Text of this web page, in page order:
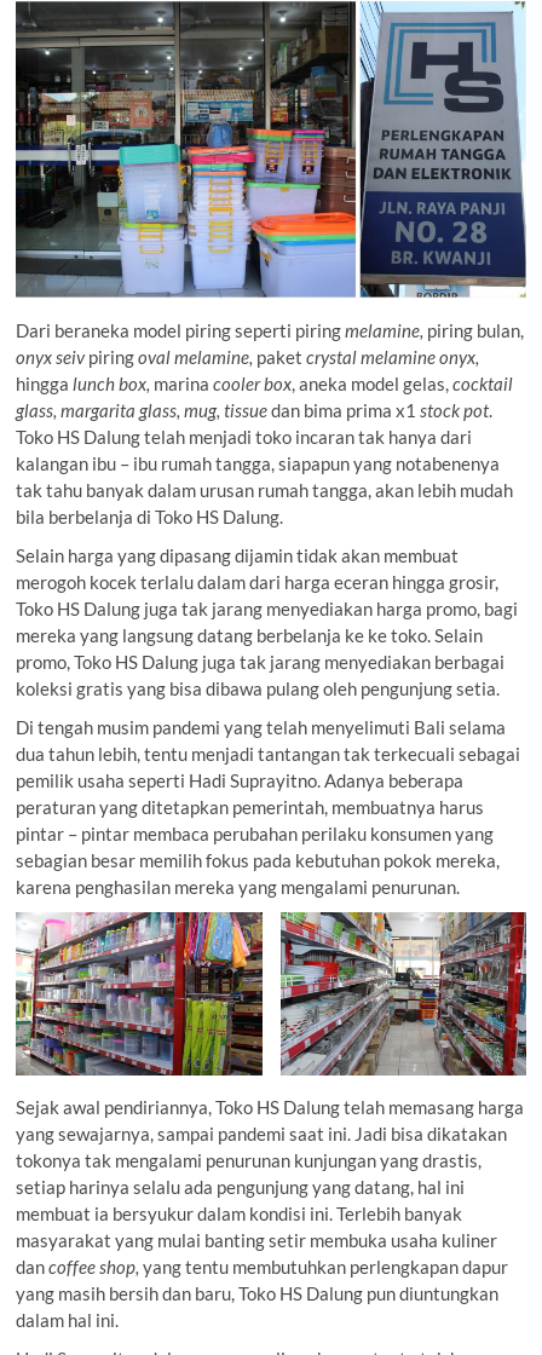
Dari beraneka model piring seperti piringmelamine, piring bulan,
onyx seivpiringoval melamine, paket crystal melamine onyx,
hingga lunch box, marinacooler box, aneka model gelas,cocktail
glass, margarita glass, mug, tissuedan bima prima x1stock pot.
Toko HS Dalung telah menjadi toko incaran tak hanya dari
kalangan ibu – ibu rumah tangga, siapapun yang notabenenya
tak tahu banyak dalam urusan rumah tangga, akan lebih mudah
bila berbelanja di Toko HS Dalung.
Selain harga yang dipasang dijamin tidak akan membuat
merogoh kocek terlalu dalam dari harga eceran hingga grosir,
Toko HS Dalung juga tak jarang menyediakan harga promo, bagi
mereka yang langsung datang berbelanja ke ke toko. Selain
promo, Toko HS Dalung juga tak jarang menyediakan berbagai
koleksi gratis yang bisa dibawa pulang oleh pengunjung setia.
Di tengah musim pandemi yang telah menyelimuti Bali selama
dua tahun lebih, tentu menjadi tantangan tak terkecuali sebagai
pemilik usaha seperti Hadi Suprayitno. Adanya beberapa
peraturan yang ditetapkan pemerintah, membuatnya harus
pintar – pintar membaca perubahan perilaku konsumen yang
sebagian besar memilih fokus pada kebutuhan pokok mereka,
karena penghasilan mereka yang mengalami penurunan.
Sejak awal pendiriannya, Toko HS Dalung telah memasang harga
yang sewajarnya, sampai pandemi saat ini. Jadi bisa dikatakan
tokonya tak mengalami penurunan kunjungan yang drastis,
setiap harinya selalu ada pengunjung yang datang, hal ini
membuat ia bersyukur dalam kondisi ini. Terlebih banyak
masyarakat yang mulai banting setir membuka usaha kuliner
dancoffee shop, yang tentu membutuhkan perlengkapan dapur
yang masih bersih dan baru, Toko HS Dalung pun diuntungkan
dalam hal ini.